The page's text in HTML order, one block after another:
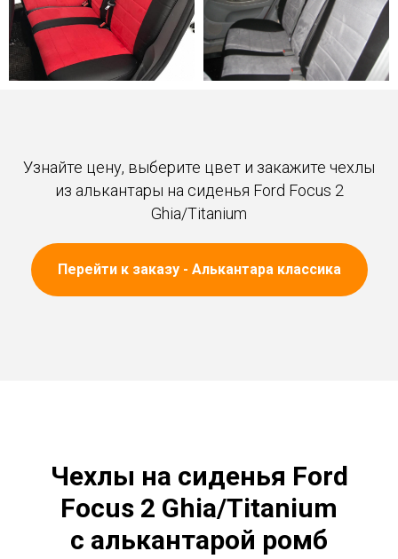
Узнайте цену, выберите цвет и закажите чехлы
из алькантары на сиденья Ford Focus 2
Ghia/Titanium
Перейти к заказу - Алькантара классика
Чехлы на сиденья Ford
Focus 2 Ghia/Titanium
с алькантарой ромб